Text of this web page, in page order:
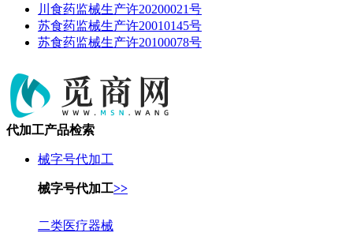
川食药监械生产许20200021号
苏食药监械生产许20010145号
苏食药监械生产许20100078号
代加工产品检索
械字号代加工
械字号代加工>>
二类医疗器械